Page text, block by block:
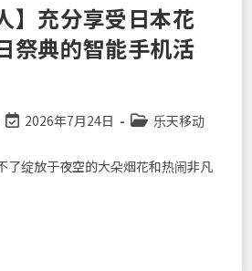
】充分享受日本花
祭典的智能手机活
Post
modified:
2026年7月24日
Post乐天移动
了绽放于夜空的大朵烟花和热闹非凡